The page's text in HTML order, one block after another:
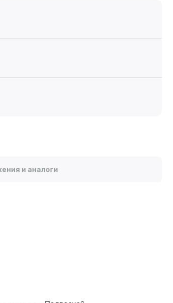
и аналоги